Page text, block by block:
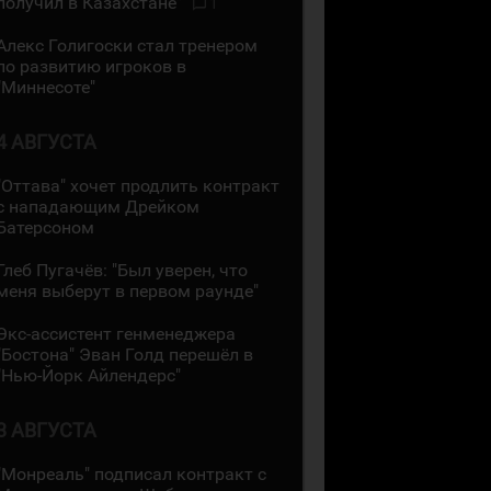
Голигоски стал тренером
развитию игроков в
АВГУСТА
хочет продлить контракт
нападающим Дрейком
Пугачёв: "Был уверен, что
выберут в первом раунде"
ассистент генменеджера
Эван Голд перешёл в
Йорк Айлендерс"
АВГУСТА
подписал контракт с